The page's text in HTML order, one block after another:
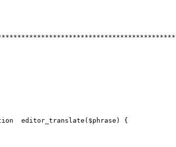
editor_translate($phrase) {